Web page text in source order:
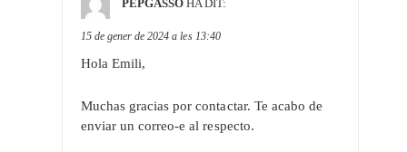
PEPGASSO HA DIT:
15 de gener de 2024 a les 13:40
Hola Emili,
Muchas gracias por contactar. Te acabo de
enviar un correo-e al respecto.